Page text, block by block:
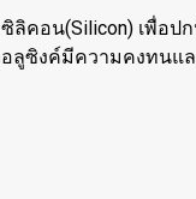
ลิคอน(Silicon) เพื่
ซิงค์มีความคงทนแ